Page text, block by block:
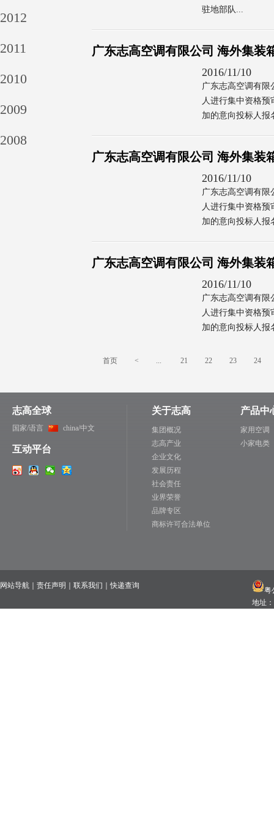
2012
2011
2010
2009
2008
驻地部队...
广东志高空调有限公司 海外集装
2016/11/10
广东志高空调有限
人进行集中资格
加的意向投标人报
广东志高空调有限公司 海外集装
2016/11/10
广东志高空调有限
人进行集中资格
加的意向投标人报
广东志高空调有限公司 海外集装
2016/11/10
广东志高空调有限
人进行集中资格
加的意向投标人报
首页 < ... 21 22 23 24
志高全球
国家/语言 china/中文
互动平台
关于志高
集团概况
志高产业
企业文化
发展历程
社会责任
业界荣誉
品牌专区
商标许可合法单位
产品中
家用空调
小家电类
网站导航 责任声明 联系我们 ｜快递查询
粤
地址